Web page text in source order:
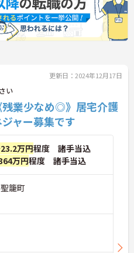
更新日：2024年12月17日
い
残業少なめ◎》居宅介護
ャー募集です
万円程度 諸手当込
万円程度 諸手当込
籠町